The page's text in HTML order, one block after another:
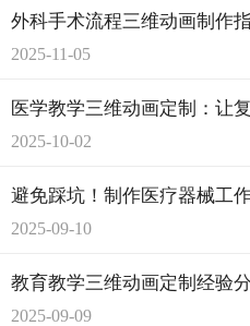
外科手术流程三维动画制作
2025-11-05
医学教学三维动画定制：让
2025-10-02
2025-09-10
教育教学三维动画定制经验
2025-09-09